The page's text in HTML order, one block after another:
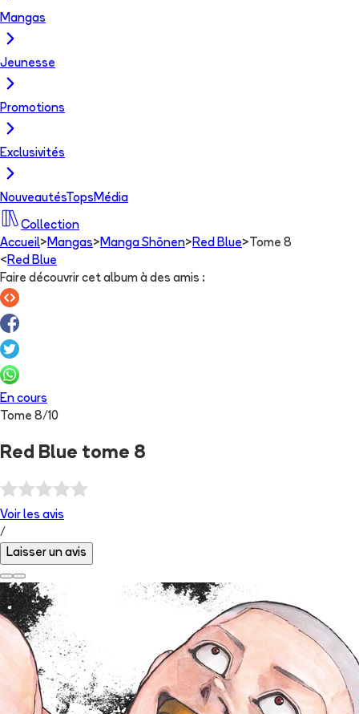
Mangas
Jeunesse
Promotions
Exclusivités
NouveautésTops Média
Collection
Accueil> Mangas> Manga Shōnen> Red Blue> Tome 8
< Red Blue
Faire découvrir cet album à des amis :
En cours
Tome 8/10
Red Blue tome 8
Voir les avis
/
Laisser un avis